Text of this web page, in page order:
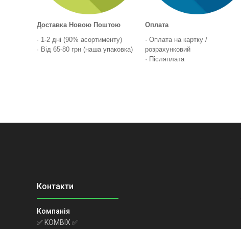
Доставка Новою Поштою
· 1-2 дні (90% асортименту)
· Від 65-80 грн (наша упаковка)
Оплата
· Оплата на картку /
розрахунковий
· Післяплата
✅ KOMBIX ✅